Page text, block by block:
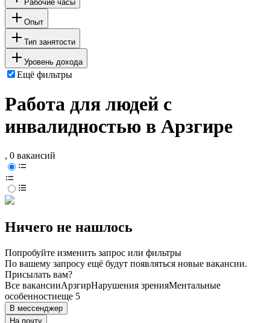
Рабочие часы
Опыт
Тип занятости
Уровень дохода
Ещё фильтры
Работа для людей с
инвалидностью в Арзгире
, 0 вакансий
Ничего не нашлось
Попробуйте изменить запрос или фильтры
По вашему запросу ещё будут появляться новые вакансии.
Присылать вам?
Все вакансииАрзгирНарушения зренияМентальные
особенностиеще 5
В мессенджер
На почту